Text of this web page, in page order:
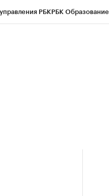
РБКРБК Образование